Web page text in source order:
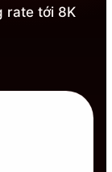
rate tới 8K